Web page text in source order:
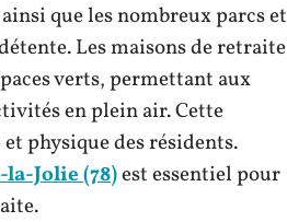
que les nombreux parcs et
Les maisons de retraite
verts, permettant aux
en plein air. Cette
physique des résidents.
Jolie (78)est essentiel pour